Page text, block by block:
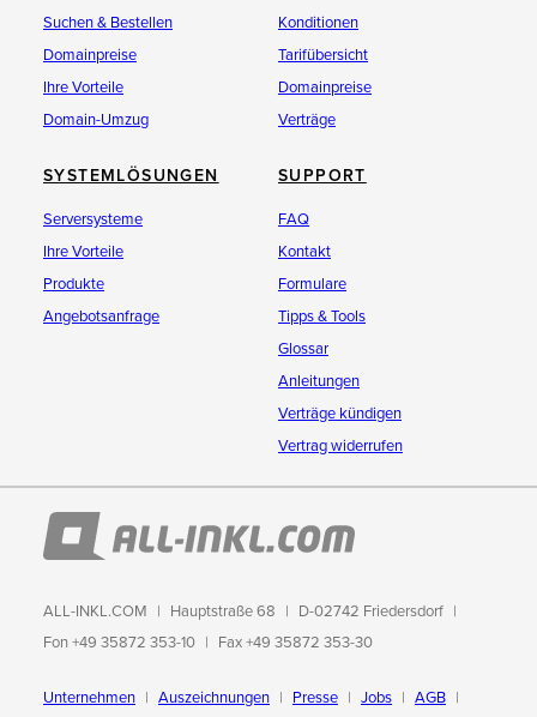
Suchen & Bestellen
Domainpreise
Ihre Vorteile
Domain-Umzug
Konditionen
Tarifübersicht
Domainpreise
Verträge
SYSTEMLÖSUNGEN
Serversysteme
Ihre Vorteile
Produkte
Angebotsanfrage
SUPPORT
FAQ
Kontakt
Formulare
Tipps & Tools
Glossar
Anleitungen
Verträge kündigen
Vertrag widerrufen
ALL-INKL.COM Hauptstraße 68
D-02742 Friedersdorf
Fon +49 35872 353-10
Fax +49 35872 353-30
Unternehmen Auszeichnungen Presse Jobs AGB